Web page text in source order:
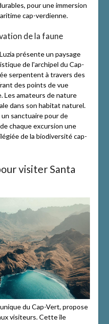
pour une immersion
cap-verdienne.
de la faune
présente un paysage
de l'archipel du Cap-
serpentent à travers des
des points de vue
Les amateurs de nature
dans son habitat naturel.
sanctuaire pour de
chaque excursion une
de la biodiversité cap-
visiter Santa
du Cap-Vert, propose
visiteurs. Cette île